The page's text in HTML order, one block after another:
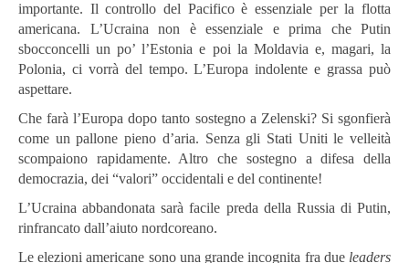
importante. Il controllo del Pacifico è essenziale per la flotta
americana. L’Ucraina non è essenziale e prima che Putin
sbocconcelli un po’ l’Estonia e poi la Moldavia e, magari, la
Polonia, ci vorrà del tempo. L’Europa indolente e grassa può
aspettare.
Che farà l’Europa dopo tanto sostegno a Zelenski? Si sgonfierà
come un pallone pieno d’aria. Senza gli Stati Uniti le velleità
scompaiono rapidamente. Altro che sostegno a difesa della
democrazia, dei “valori” occidentali e del continente!
L’Ucraina abbandonata sarà facile preda della Russia di Putin,
rinfrancato dall’aiuto nordcoreano.
Le elezioni americane sono una grande incognita fra due leaders